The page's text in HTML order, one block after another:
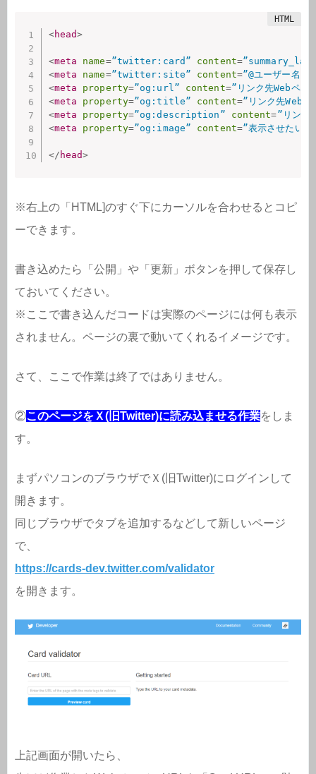
<head>
<meta name=”twitter:card” content=
<meta name=”twitter:site” content=”@ユーザー名
<meta property=”og:url” content=”リンク先Webペー
<meta property=”og:title” content=”リンク先Web
<meta property=”og:description” content=”リンク
<meta property=”og:image” content=”表示させたい
</ head>
※右上の「HTML]のすぐ下にカーソルを合わせるとコピ
ーできます。
書き込めたら「公開」や「更新」ボタンを押して保存し
ておいてください。
※ここで書き込んだコードは実際のページには何も表示
されません。ページの裏で動いてくれるイメージです。
さて、ここで作業は終了ではありません。
②このページをＸ(旧Twitter)に読み込ませる作業をしま
す。
まずパソコンのブラウザでＸ(旧Twitter)にログインして
開きます。
同じブラウザでタブを追加するなどして新しいページ
で、
https://cards-dev.twitter.com/validator
を開きます。
上記画面が開いたら、